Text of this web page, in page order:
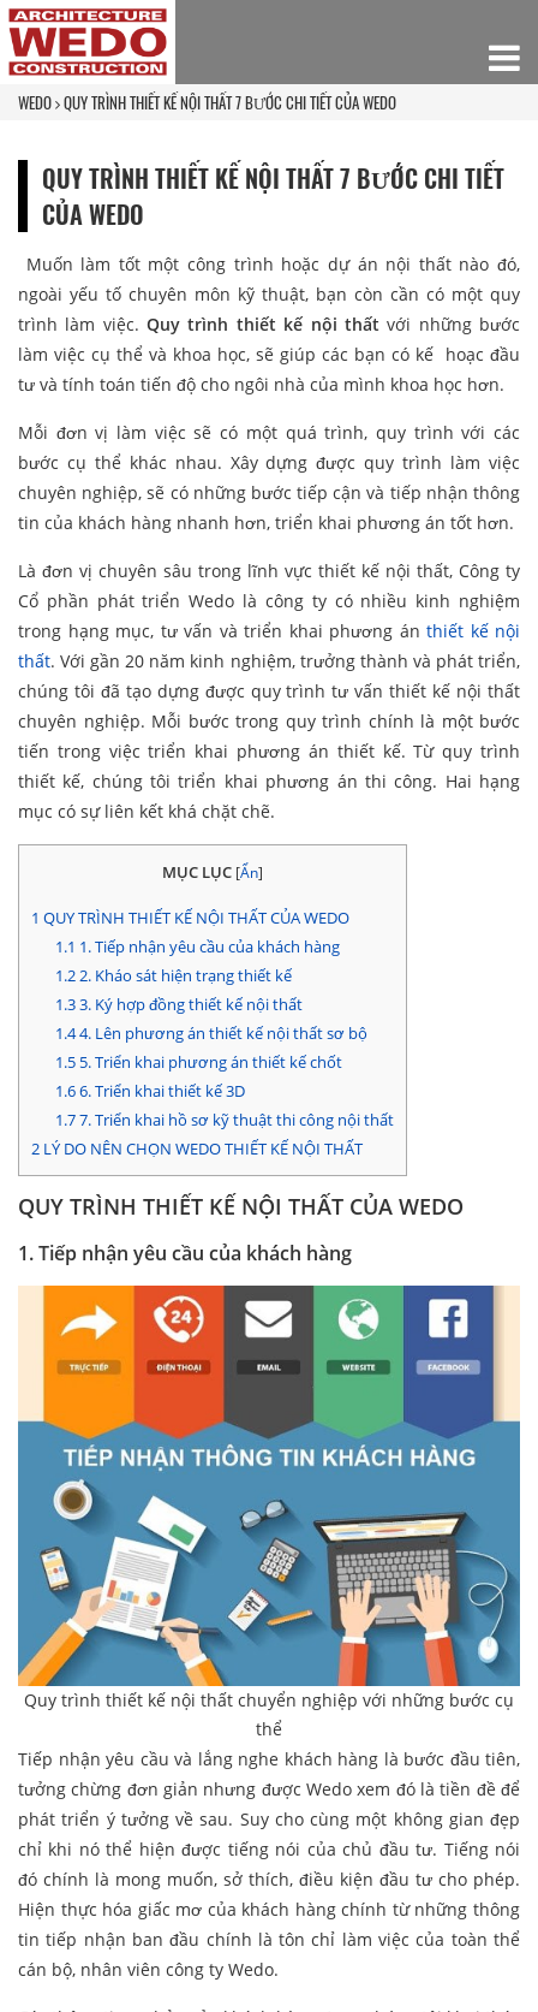
WEDO QUY TRÌNH THIẾT KẾ NỘI THẤT 7 BƯỚC CHI TIẾT CỦA WEDO
QUY TRÌNH THIẾT KẾ NỘI THẤT 7 BƯỚC CHI TIẾT
CỦA WEDO
Muốn làm tốt một công trình hoặc dự án nội thất nào đó,
ngoài yếu tố chuyên môn kỹ thuật, bạn còn cần có một quy
trình làm việc.Quy trình thiết kế nội thất với những bước
làm việc cụ thể và khoa học, sẽ giúp các bạn có kế hoạc đầu
tư và tính toán tiến độ cho ngôi nhà của mình khoa học hơn.
Mỗi đơn vị làm việc sẽ có một quá trình, quy trình với các
bước cụ thể khác nhau. Xây dựng được quy trình làm việc
chuyên nghiệp, sẽ có những bước tiếp cận và tiếp nhận thông
tin của khách hàng nhanh hơn, triển khai phương án tốt hơn.
Là đơn vị chuyên sâu trong lĩnh vực thiết kế nội thất, Công ty
Cổ phần phát triển Wedo là công ty có nhiều kinh nghiệm
trong hạng mục, tư vấn và triển khai phương án thiết kế nội
thất. Với gần 20 năm kinh nghiệm, trưởng thành và phát triển,
chúng tôi đã tạo dựng được quy trình tư vấn thiết kế nội thất
chuyên nghiệp. Mỗi bước trong quy trình chính là một bước
tiến trong việc triển khai phương án thiết kế. Từ quy trình
thiết kế, chúng tôi triển khai phương án thi công. Hai hạng
mục có sự liên kết khá chặt chẽ.
MỤC LỤC [Ẩn]
1 QUY TRÌNH THIẾT KẾ NỘI THẤT CỦA WEDO
1.1 1. Tiếp nhận yêu cầu của khách hàng
1.22. Kháo sát hiện trạng thiết kế
1.33. Ký hợp đồng thiết kế nội thất
1.44. Lên phương án thiết kế nội thất sơ bộ
1.55. Triển khai phương án thiết kế chốt
1.66. Triển khai thiết kế 3D
1.77. Triển khai hồ sơ kỹ thuật thi công nội thất
2 LÝ DO NÊN CHỌN WEDO THIẾT KẾ NỘI THẤT
QUY TRÌNH THIẾT KẾ NỘI THẤT CỦA WEDO
1. Tiếp nhận yêu cầu của khách hàng
Quy trình thiết kế nội thất chuyển nghiệp với những bước cụ
thể
Tiếp nhận yêu cầu và lắng nghe khách hàng là bước đầu tiên,
tưởng chừng đơn giản nhưng được Wedo xem đó là tiền đề để
phát triển ý tưởng về sau. Suy cho cùng một không gian đẹp
chỉ khi nó thể hiện được tiếng nói của chủ đầu tư. Tiếng nói
đó chính là mong muốn, sở thích, điều kiện đầu tư cho phép.
Hiện thực hóa giấc mơ của khách hàng chính từ những thông
tin tiếp nhận ban đầu chính là tôn chỉ làm việc của toàn thể
cán bộ, nhân viên công ty Wedo.